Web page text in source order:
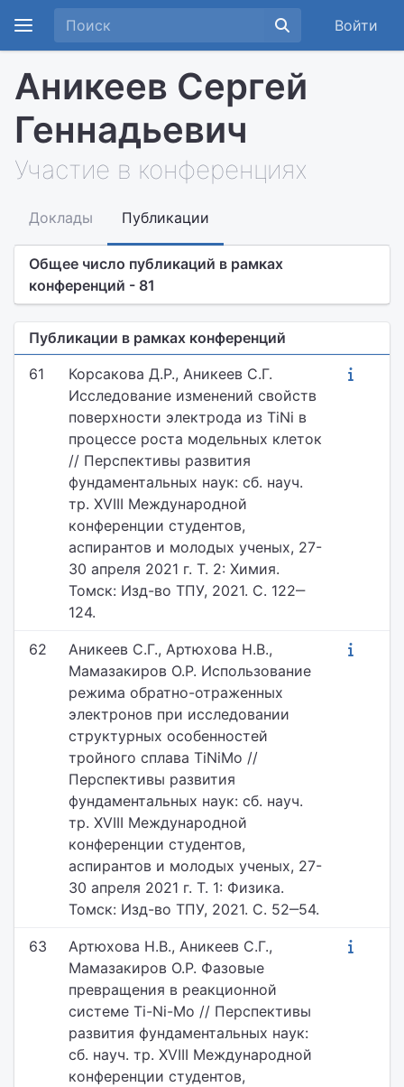
Войти
Аникеев Сергей
Геннадьевич
Участие в конференциях
Доклады Публикации
Общее число публикаций в рамках
конференций - 81
Публикации в рамках конференций
61
Корсакова Д.Р., Аникеев С.Г.
Исследование изменений свойств
поверхности электрода из TiNi в
процессе роста модельных клеток
// Перспективы развития
фундаментальных наук: сб. науч.
тр. XVIII Международной
конференции студентов,
аспирантов и молодых ученых, 27-
30 апреля 2021 г. Т. 2: Химия.
Томск: Изд-во ТПУ, 2021. С. 122‒
124.
62
Аникеев С.Г., Артюхова Н.В.,
Мамазакиров О.Р. Использование
режима обратно-отраженных
электронов при исследовании
структурных особенностей
тройного сплава TiNiMo //
Перспективы развития
фундаментальных наук: сб. науч.
тр. XVIII Международной
конференции студентов,
аспирантов и молодых ученых, 27-
30 апреля 2021 г. Т. 1: Физика.
Томск: Изд-во ТПУ, 2021. С. 52‒54.
63
Артюхова Н.В., Аникеев С.Г.,
Мамазакиров О.Р. Фазовые
превращения в реакционной
системе Ti-Ni-Mo // Перспективы
развития фундаментальных наук:
сб. науч. тр. XVIII Международной
конференции студентов,